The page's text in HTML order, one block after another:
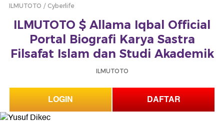
Loading...
ILMUTOTO Cyberlife
ILMUTOTO $ Allama Iqbal Official
Portal Biografi Karya Sastra
Filsafat Islam dan Studi Akademik
ILMUTOTO
LOGIN DAFTAR